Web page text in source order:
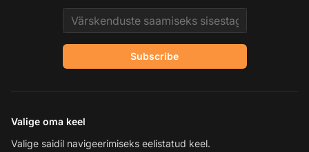
Email address
Subscribe
Valige oma keel
Valige saidil navigeerimiseks eelistatud keel.